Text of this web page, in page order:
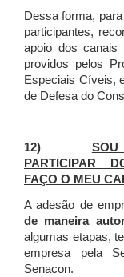
Dessa forma,
participantes,
apoio dos canais
providos pelos
Especiais Cíveis,
de Defesa do
12) SOU
PARTICIPAR
FAÇO O MEU
A adesão de
de maneira
algumas etapas,
empresa pela
Senacon.